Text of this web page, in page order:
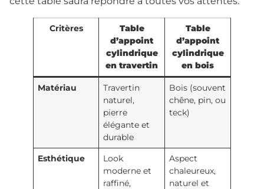
Critères
Table
d’appoint
cylindrique
en travertin
Table
d’appoint
cylindrique
en bois
Matériau
Travertin
naturel,
pierre
élégante et
durable
Bois (souvent
chêne, pin, ou
teck)
Esthétique
Look
moderne et
raffiné,
Aspect
chaleureux,
naturel et